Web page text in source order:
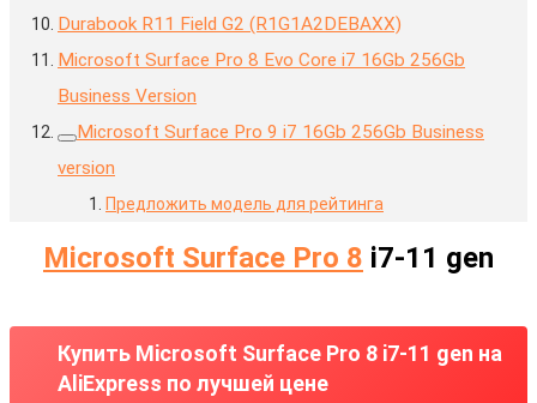
Durabook R11 Field G2 (R1G1A2DEBAXX)
Microsoft Surface Pro 8 Evo Core i7 16Gb 256Gb
Business Version
Microsoft Surface Pro 9 i7 16Gb 256Gb Business
version
Предложить модель для рейтинга
Microsoft Surface Pro 8 i7-11 gen
Купить Microsoft Surface Pro 8 i7-11 gen на
AliExpress по лучшей цене